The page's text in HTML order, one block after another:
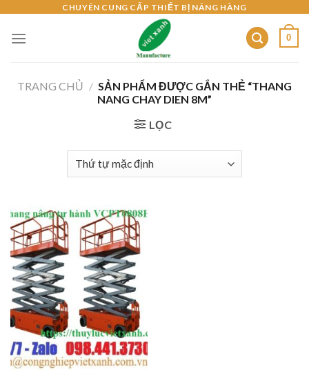
content
CHUYÊN CUNG CẤP THIẾT BỊ NÂNG HÀNG
0
TRANG CHỦ / SẢN PHẨM ĐƯỢC GẮN THẺ “THANG
NANG CHAY DIEN 8M”
LỌC